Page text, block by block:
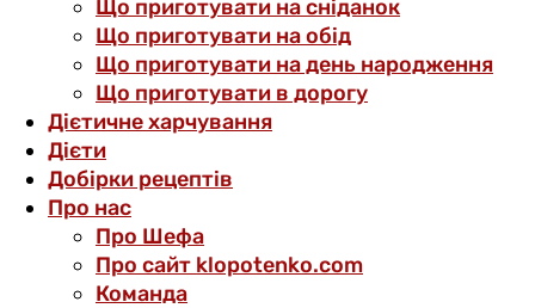
Що приготувати на сніданок
Що приготувати на обід
Що приготувати на день народження
Що приготувати в дорогу
Дієтичне харчування
Дієти
Добірки рецептів
Про нас
Про Шефа
Про сайт klopotenko.com
Команда